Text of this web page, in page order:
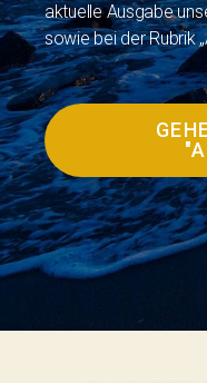
aktuelle Ausgabe
sowie bei der Rubrik